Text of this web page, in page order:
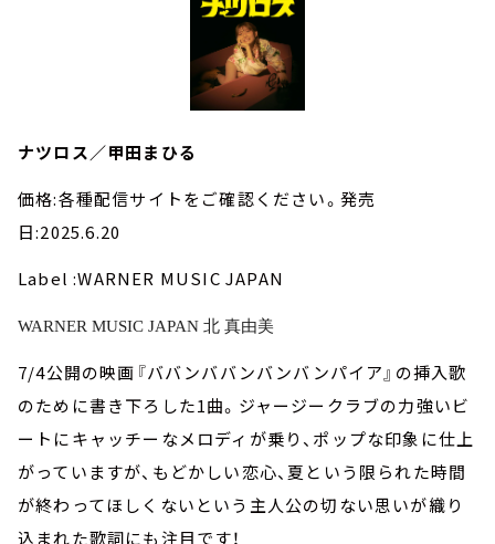
ナツロス／甲田まひる
価格:各種配信サイトをご確認ください。発売
日:2025.6.20
Label :WARNER MUSIC JAPAN
WARNER MUSIC JAPAN 北 真由美
7/4公開の映画『ババンババンバンバンパイア』の挿入歌
のために書き下ろした1曲。ジャージークラブの力強いビ
ートにキャッチーなメロディが乗り、ポップな印象に仕上
がっていますが、もどかしい恋心、夏という限られた時間
が終わってほしくないという主人公の切ない思いが織り
込まれた歌詞にも注目です！